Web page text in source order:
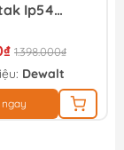
Ip54
1.398.000₫
Dewalt
ngay